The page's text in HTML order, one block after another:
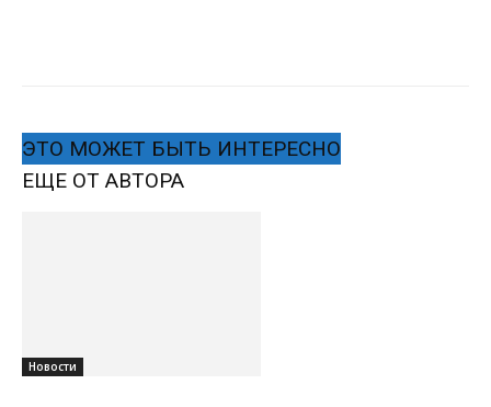
ЭТО МОЖЕТ БЫТЬ ИНТЕРЕСНО
ЕЩЕ ОТ АВТОРА
Новости